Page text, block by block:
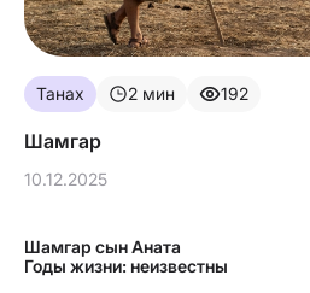
Танах 2 мин 192
Шамгар
10.12.2025
Шамгар сын Аната
Годы жизни: неизвестны